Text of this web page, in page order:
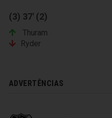
(3) 37' (2)
Thuram
Ryder
ADVERTÊNCIAS